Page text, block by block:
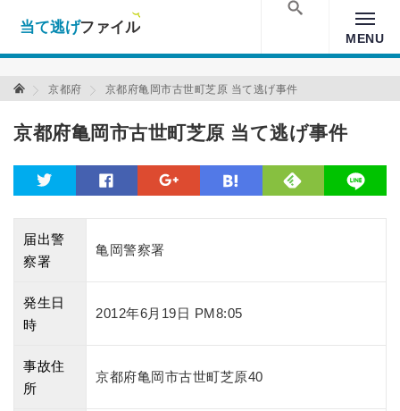
Warning: Undefined array key "amp" in
/home/xs157036/moon-
cross.com/public_html/wp/wp-content/themes/crossmastery-
MENU
当て逃げファイル 当て逃げファイル
京都府 京都府亀岡市古世町芝原 当て逃げ事件
京都府亀岡市古世町芝原 当て逃げ事件
facebook line
届出警
察署
亀岡警察署
発生日
時
2012年6月19日 PM8:05
事故住
所
京都府亀岡市古世町芝原40